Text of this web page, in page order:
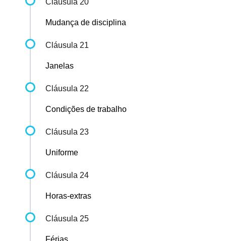
Cláusula 20
Mudança de disciplina
Cláusula 21
Janelas
Cláusula 22
Condições de trabalho
Cláusula 23
Uniforme
Cláusula 24
Horas-extras
Cláusula 25